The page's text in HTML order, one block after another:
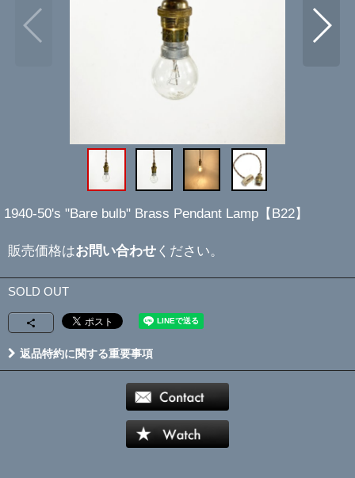
1940-50's "Bare bulb" Brass Pendant Lamp【B22】
販売価格はお問い合わせ ください。
SOLD OUT
返品特約に関する重要事項